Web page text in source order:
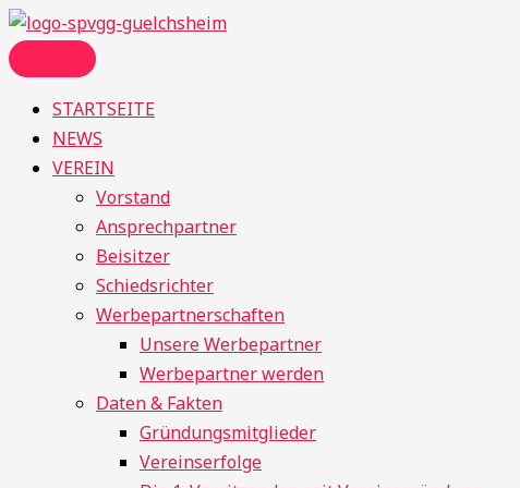
Zum
Inhalt
springen
STARTSEITE
NEWS
VEREIN
Vorstand
Ansprechpartner
Beisitzer
Schiedsrichter
Werbepartnerschaften
Unsere Werbepartner
Werbepartner werden
Daten & Fakten
Gründungsmitglieder
Vereinserfolge
Menü